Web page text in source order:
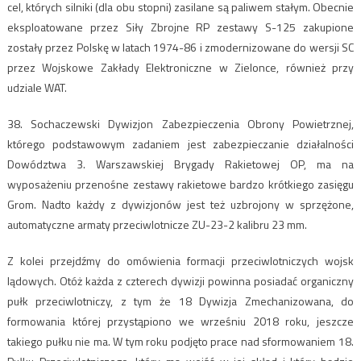
cel, których silniki (dla obu stopni) zasilane są paliwem stałym. Obecnie
eksploatowane przez Siły Zbrojne RP zestawy S-125 zakupione
zostały przez Polskę w latach 1974-86 i zmodernizowane do wersji SC
przez Wojskowe Zakłady Elektroniczne w Zielonce, również przy
udziale WAT.
38. Sochaczewski Dywizjon Zabezpieczenia Obrony Powietrznej,
którego podstawowym zadaniem jest zabezpieczanie działalności
Dowództwa 3. Warszawskiej Brygady Rakietowej OP, ma na
wyposażeniu przenośne zestawy rakietowe bardzo krótkiego zasięgu
Grom. Nadto każdy z dywizjonów jest też uzbrojony w sprzężone,
automatyczne armaty przeciwlotnicze ZU-23-2 kalibru 23 mm.
Z kolei przejdźmy do omówienia formacji przeciwlotniczych wojsk
lądowych. Otóż każda z czterech dywizji powinna posiadać organiczny
pułk przeciwlotniczy, z tym że 18 Dywizja Zmechanizowana, do
formowania której przystąpiono we wrześniu 2018 roku, jeszcze
takiego pułku nie ma. W tym roku podjęto prace nad sformowaniem 18.